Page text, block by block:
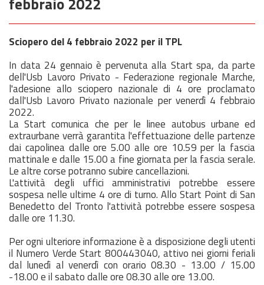
Sciopero del 4 febbraio 2022 per il TPL
In data 24 gennaio è pervenuta alla Start spa, da parte
dell'Usb Lavoro Privato - Federazione regionale Marche,
l'adesione allo sciopero nazionale di 4 ore proclamato
dall'Usb Lavoro Privato nazionale per venerdì 4 febbraio
2022.
La Start comunica che per le linee autobus urbane ed
extraurbane verrà garantita l'effettuazione delle partenze
dai capolinea dalle ore 5.00 alle ore 10.59 per la fascia
mattinale e dalle 15.00 a fine giornata per la fascia serale.
Le altre corse potranno subire cancellazioni.
L'attività degli uffici amministrativi potrebbe essere
sospesa nelle ultime 4 ore di turno. Allo Start Point di San
Benedetto del Tronto l'attività potrebbe essere sospesa
dalle ore 11.30.
Per ogni ulteriore informazione è a disposizione degli utenti
il Numero Verde Start 800443040, attivo nei giorni feriali
dal lunedì al venerdì con orario 08.30 - 13.00 / 15.00
-18.00 e il sabato dalle ore 08.30 alle ore 13.00.